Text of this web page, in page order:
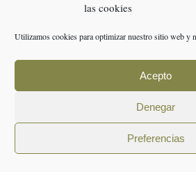
las cookies
Utilizamos cookies para optimizar nuestro sitio web y
Acepto
Denegar
Preferencias
POLÍTICA DE COOKIES (UE)
AVISO LEGAL
POLÍTICA DE PRIVACIDAD